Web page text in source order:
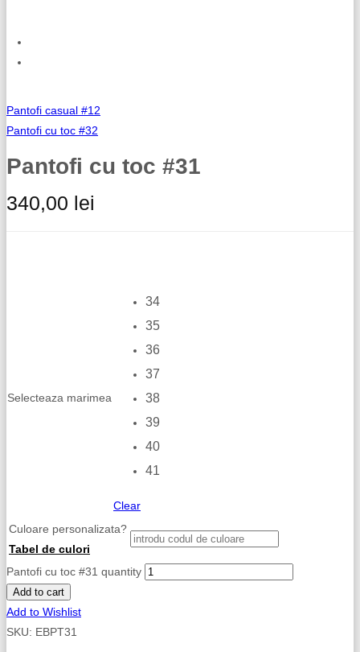
CIZME
GHETE
GENTI
INFORMATII LIVRARE
CONTACT
Pantofi casual #12
Pantofi cu toc #32
Pantofi cu toc #31
340,00 lei
Selecteaza marimea
34
35
36
37
38
39
40
41
Clear
Culoare personalizata?
Tabel de culori
Pantofi cu toc #31 quantity
Add to cart
Add to Wishlist
SKU: EBPT31